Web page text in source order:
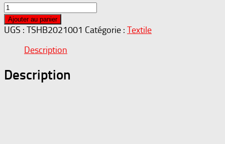
quantité
de
Tee-
Collector
TZ
Ajouter au panier
UGS : TSHB2021001 Catégorie : Textile
Description
Description